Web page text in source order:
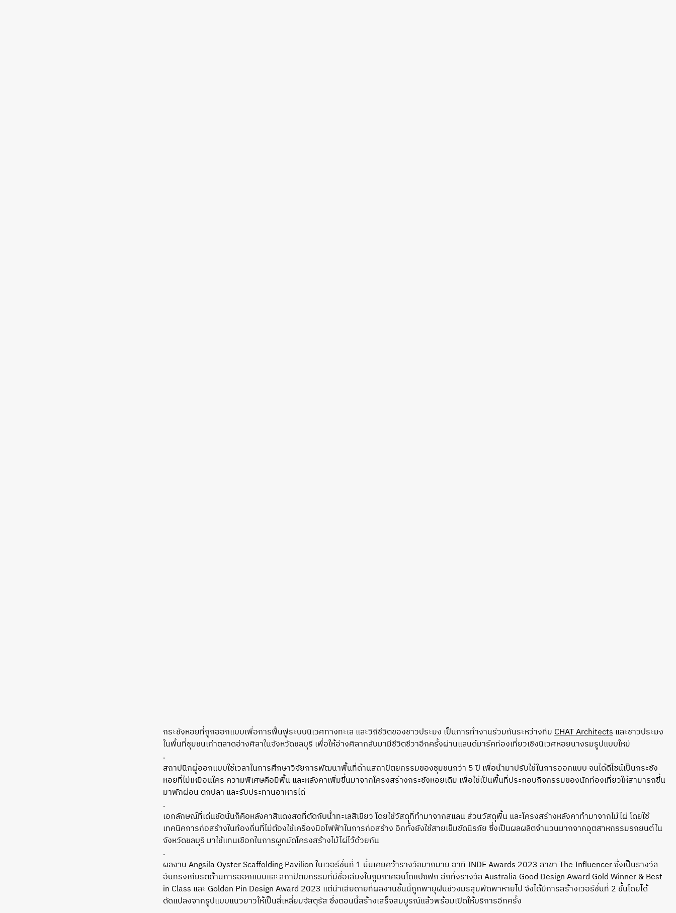
กระชังหอยที่ถูกออกแบบเพื่อการฟื้นฟูระบบนิเวศทางทะเล และวิถีชีวิตของชาวประมง เป็นการทำงานร่วมกันระหว่างทีมCHAT Architectsและชาวประมง
ในพื้นที่ชุมชนเก่าตลาดอ่างศิลาในจังหวัดชลบุรี เพื่อให้อ่างศิลากลับมามีชีวิตชีวาอีกครั้งผ่านแลนด์มาร์คท่องเที่ยวเชิงนิเวศหอยนางรมรูปแบบใหม่
.
สถาปนิกผู้ออกแบบใช้เวลาในการศึกษาวิจัยการพัฒนาพื้นที่ด้านสถาปัตยกรรมของชุมชนกว่า 5 ปี เพื่อนำมาปรับใช้ในการออกแบบ จนได้ดีไซน์เป็นกระชัง
หอยที่ไม่เหมือนใคร ความพิเศษคือมีพื้น และหลังคาเพิ่มขึ้นมาจากโครงสร้างกระชังหอยเดิม เพื่อใช้เป็นพื้นที่ประกอบกิจกรรมของนักท่องเที่ยวให้สามารถขึ้น
มาพักผ่อน ตกปลา และรับประทานอาหารได้
.
เอกลักษณ์ที่เด่นชัดนั่นก็คือหลังคาสีแดงสดที่ตัดกับน้ำทะเลสีเขียว โดยใช้วัสดุที่ทำมาจากสแลน ส่วนวัสดุพื้น และโครงสร้างหลังคาทำมาจากไม้ไผ่ โดยใช้
เทคนิคการก่อสร้างในท้องถิ่นที่ไม่ต้องใช้เครื่องมือไฟฟ้าในการก่อสร้าง อีกทั้งยังใช้สายเข็มขัดนิรภัย ซึ่งเป็นผลผลิตจำนวนมากจากอุตสาหกรรมรถยนต์ใน
จังหวัดชลบุรี มาใช้แทนเชือกในการผูกมัดโครงสร้างไม้ไผ่ไว้ด้วยกัน
.
ผลงาน Angsila Oyster Scaffolding Pavilion ในเวอร์ชั่นที่ 1 นั้นเคยคว้ารางวัลมากมาย อาทิ INDE Awards 2023 สาขา The Influencer ซึ่งเป็นรางวัล
อันทรงเกียรติด้านการออกแบบและสถาปัตยกรรมที่มีชื่อเสียงในภูมิภาคอินโดแปซิฟิก อีกทั้งรางวัล Australia Good Design Award Gold Winner & Best
in Class และ Golden Pin Design Award 2023 แต่น่าเสียดายที่ผลงานชิ้นนี้ถูกพายุฝนช่วงมรสุมพัดพาหายไป จึงได้มีการสร้างเวอร์ชั่นที่ 2 ขึ้นโดยได้
ดัดแปลงจากรูปแบบแนวยาวให้เป็นสี่เหลี่ยมจัสตุรัส ซึ่งตอนนี้สร้างเสร็จสมบูรณ์แล้วพร้อมเปิดให้บริการอีกครั้ง